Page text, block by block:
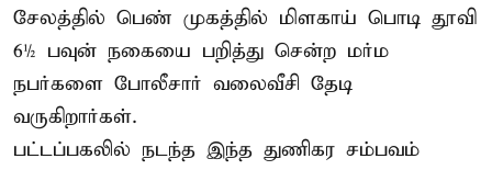
சேலத்தில் பெண் முகத்தில் மிளகாய் பொடி தூவி
6½ பவுன் நகையை பறித்து சென்ற மர்ம
நபர்களை போலீசார் வலைவீசி தேடி
வருகிறார்கள்.
பட்டப்பகலில் நடந்த இந்த துணிகர சம்பவம்